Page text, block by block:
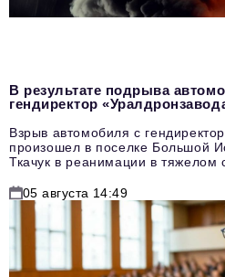
В результате подрыва
гендиректор
Взрыв автомобиля с
произошел в поселке Большой
Ткачук в реанимации в тяжелом
05 августа 14:49